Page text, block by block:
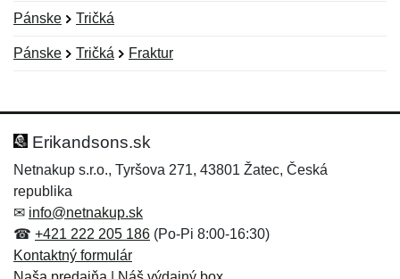
Pánske Tričká
Pánske Tričká Fraktur
Hodnotenie:
Meno:*
Meno:
E-mail:*
Erikandsons.sk
Netnakup s.r.o., Tyršova 271, 43801 Žatec, Česká
republika
✉ info@netnakup.sk
☎ +421 222 205 186 (Po-Pi 8:00-16:30)
Kontaktný formulár